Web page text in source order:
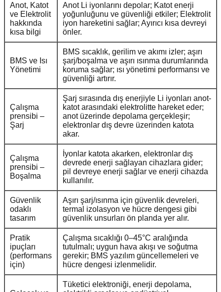
Anot, Katot
ve Elektrolit
hakkında
kısa bilgi
Anot Li iyonlarını depolar; Katot enerji
yoğunluğunu ve güvenliği etkiler; Elektrolit
iyon hareketini sağlar; Ayırıcı kısa devreyi
önler.
BMS ve Isı
Yönetimi
BMS sıcaklık, gerilim ve akımı izler; aşırı
şarj/boşalma ve aşırı ısınma durumlarında
koruma sağlar; ısı yönetimi performansı ve
güvenliği artırır.
Çalışma
prensibi –
Şarj
Şarj sırasında dış enerjiyle Li iyonları anot-
katot arasındaki elektrolitte hareket eder;
anot üzerinde depolama gerçekleşir;
elektronlar dış devre üzerinden katota
akar.
Çalışma
prensibi –
Boşalma
İyonlar katota akarken, elektronlar dış
devrede enerji sağlayan cihazlara gider;
pil devreye enerji sağlar ve enerji cihazda
kullanılır.
Güvenlik
odaklı
tasarım
Aşırı şarj/ısınma için güvenlik devreleri,
termal izolasyon ve hücre dengesi gibi
güvenlik unsurları ön planda yer alır.
Pratik
ipuçları
(performans
için)
Çalışma sıcaklığı 0–45°C aralığında
tutulmalı; uygun hava akışı ve soğutma
gerekir; BMS yazılım güncellemeleri ve
hücre dengesi izlenmelidir.
Tüketici elektroniği, enerji depolama,